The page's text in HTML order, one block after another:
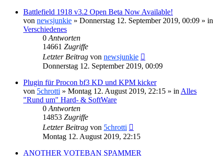
Battlefield 1918 v3.2 Open Beta Now Available!
von newsjunkie » Donnerstag 12. September 2019, 00:09 » in
Verschiedenes
0 Antworten
14661 Zugriffe
Letzter Beitrag von newsjunkie
Donnerstag 12. September 2019, 00:09
Plugin für Procon bf3 KD und KPM kicker
von 5chrotti » Montag 12. August 2019, 22:15 » in Alles
"Rund um" Hard- & SoftWare
0 Antworten
14853 Zugriffe
Letzter Beitrag von 5chrotti
Montag 12. August 2019, 22:15
ANOTHER VOTEBAN SPAMMER